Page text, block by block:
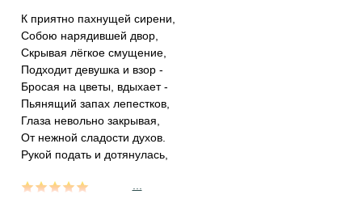
К приятно пахнущей сирени,
Собою нарядившей двор,
Скрывая лёгкое смущение,
Подходит девушка и взор -
Бросая на цветы, вдыхает -
Пьянящий запах лепестков,
Глаза невольно закрывая,
От нежной сладости духов.
Рукой подать и дотянулась,